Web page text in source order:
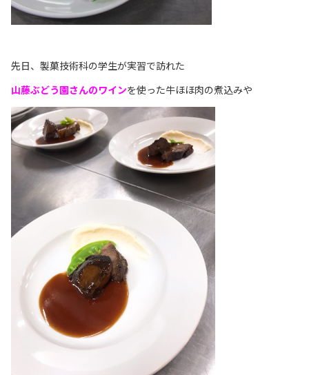
先日、製菓技術科の学生が実習で訪れた
山藤ぶどう園さんのワインを使った牛ほほ肉の煮込みや